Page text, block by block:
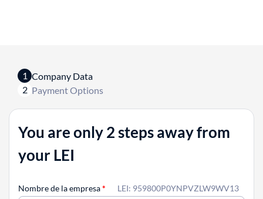
1 Company Data
2 Payment Options
You are only 2 steps away from
your LEI
LEI: 959800P0YNPVZLW9WV13
Nombre de la empresa*